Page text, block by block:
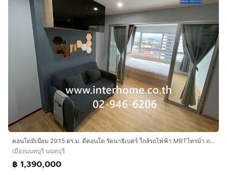
คอนโดมิเนียม 29.15 ตร.ม. ดีคอนโด รัตนาธิเบศร์ ใกล้รถไฟฟ้า MRTไทรม้า ถนนรัตนาธิเบศร์ ถนนราชพฤกษ์ เมืองนนทบุรี นนทบุรี
เมืองนนทบุรี นนทบุรี
฿ 1,390,000